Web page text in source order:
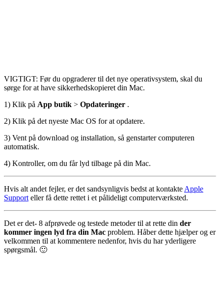
VIGTIGT: Før du opgraderer til det nye operativsystem, skal du
sørge for at have sikkerhedskopieret din Mac.
1) Klik på App butik > Opdateringer .
2) Klik på det nyeste Mac OS for at opdatere.
3) Vent på download og installation, så genstarter computeren
automatisk.
4) Kontroller, om du får lyd tilbage på din Mac.
Hvis alt andet fejler, er det sandsynligvis bedst at kontakte Apple
Support eller få dette rettet i et pålideligt computerværksted.
Det er det- 8 afprøvede og testede metoder til at rette din der
kommer ingen lyd fra din Mac problem. Håber dette hjælper og er
velkommen til at kommentere nedenfor, hvis du har yderligere
spørgsmål. 🙂